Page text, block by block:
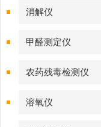
消解仪
甲醛测定仪
农药残毒检测仪
溶氧仪